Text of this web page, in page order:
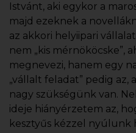
Istvánt, aki egykor a
majd ezeknek a
az akkori helyiipari
nem „kis mérnököcske”,
megnevezi, hanem egy
„vállalt feladat” pedig az,
nagy szükségünk van.
ideje hiányérzetem az,
kesztyűs kézzel nyúlunk